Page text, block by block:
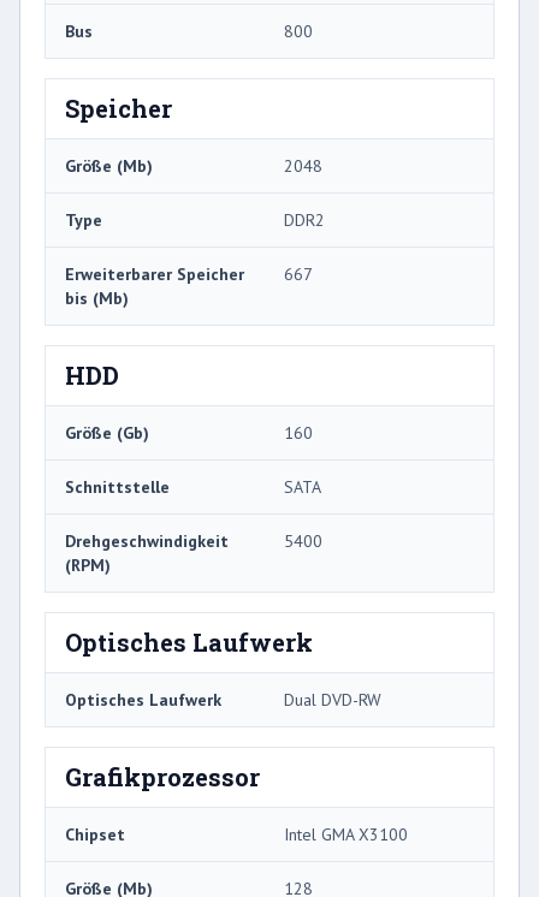
Bus 800
Speicher
Größe (Mb) 2048
Type DDR2
Erweiterbarer Speicher
bis (Mb)
667
HDD
Größe (Gb) 160
Schnittstelle SATA
Drehgeschwindigkeit
(RPM)
5400
Optisches Laufwerk
Optisches Laufwerk Dual DVD-RW
Grafikprozessor
Chipset Intel GMA X3100
Größe (Mb) 128